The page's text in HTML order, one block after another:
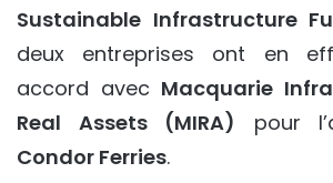
Sustainable Infrastructure
deux entreprises ont en
accord avec Macquarie
Real Assets (MIRA) pour
Condor Ferries.